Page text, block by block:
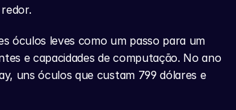
óculos leves como um passo para um
e capacidades de computação. No ano
uns óculos que custam 799 dólares e